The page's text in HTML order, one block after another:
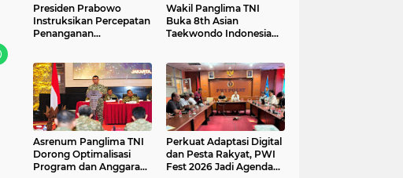
Presiden Prabowo
Instruksikan Percepatan
Penanganan
BBM
Wakil Panglima TNI
Buka 8th Asian
Taekwondo Indonesia
Asrenum Panglima TNI
Dorong Optimalisasi
Program dan Anggaran
Perkuat Adaptasi Digital
dan Pesta Rakyat, PWI
Fest 2026 Jadi Agenda